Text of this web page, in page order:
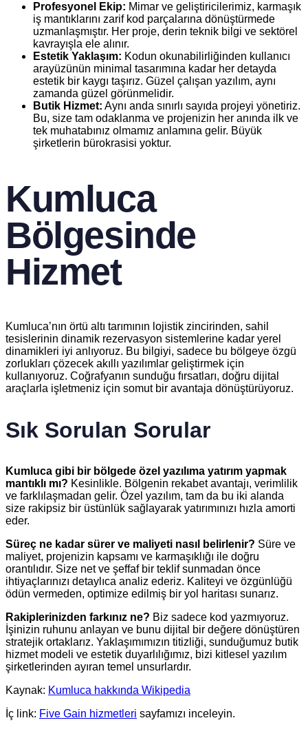
Profesyonel Ekip: Mimar ve geliştiricilerimiz, karmaşık
iş mantıklarını zarif kod parçalarına dönüştürmede
uzmanlaşmıştır. Her proje, derin teknik bilgi ve sektörel
kavrayışla ele alınır.
Estetik Yaklaşım: Kodun okunabilirliğinden kullanıcı
arayüzünün minimal tasarımına kadar her detayda
estetik bir kaygı taşırız. Güzel çalışan yazılım, aynı
zamanda güzel görünmelidir.
Butik Hizmet: Aynı anda sınırlı sayıda projeyi yönetiriz.
Bu, size tam odaklanma ve projenizin her anında ilk ve
tek muhatabınız olmamız anlamına gelir. Büyük
şirketlerin bürokrasisi yoktur.
Kumluca
Bölgesinde
Hizmet
Kumluca’nın örtü altı tarımının lojistik zincirinden, sahil
tesislerinin dinamik rezervasyon sistemlerine kadar yerel
dinamikleri iyi anlıyoruz. Bu bilgiyi, sadece bu bölgeye özgü
zorlukları çözecek akıllı yazılımlar geliştirmek için
kullanıyoruz. Coğrafyanın sunduğu fırsatları, doğru dijital
araçlarla işletmeniz için somut bir avantaja dönüştürüyoruz.
Sık Sorulan Sorular
Kumluca gibi bir bölgede özel yazılıma yatırım yapmak
mantıklı mı? Kesinlikle. Bölgenin rekabet avantajı, verimlilik
ve farklılaşmadan gelir. Özel yazılım, tam da bu iki alanda
size rakipsiz bir üstünlük sağlayarak yatırımınızı hızla amorti
eder.
Süreç ne kadar sürer ve maliyeti nasıl belirlenir? Süre ve
maliyet, projenizin kapsamı ve karmaşıklığı ile doğru
orantılıdır. Size net ve şeffaf bir teklif sunmadan önce
ihtiyaçlarınızı detaylıca analiz ederiz. Kaliteyi ve özgünlüğü
ödün vermeden, optimize edilmiş bir yol haritası sunarız.
Rakiplerinizden farkınız ne? Biz sadece kod yazmıyoruz.
İşinizin ruhunu anlayan ve bunu dijital bir değere dönüştüren
stratejik ortaklarız. Yaklaşımımızın titizliği, sunduğumuz butik
hizmet modeli ve estetik duyarlılığımız, bizi kitlesel yazılım
şirketlerinden ayıran temel unsurlardır.
Kaynak: Kumluca hakkında Wikipedia
İç link: Five Gain hizmetleri sayfamızı inceleyin.